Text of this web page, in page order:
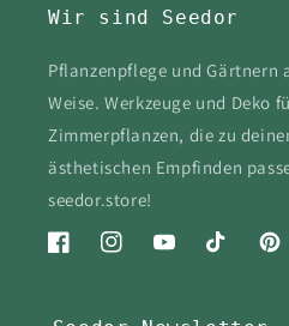
Wir sind Seedor
Pflanzenpflege und Gärtnern
Weise. Werkzeuge und Deko
Zimmerpflanzen, die zu
ästhetischen Empfinden
seedor.store!
FacebookInstagramYouTubeTikTok